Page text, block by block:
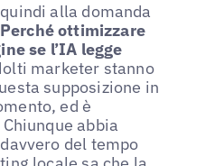
alla domanda
Perché ottimizzare
se l’IA legge
marketer stanno
supposizione in
ed è
abbia
del tempo